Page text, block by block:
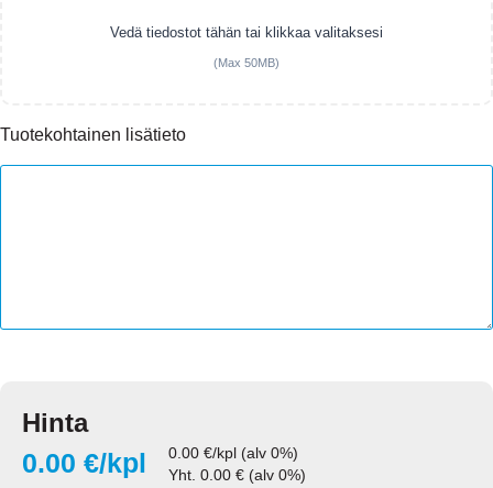
Vedä tiedostot tähän tai klikkaa valitaksesi
(Max 50MB)
Tuotekohtainen lisätieto
Hinta
0.00 €/kpl 0.00 €/kpl (alv 0%)
Yht. 0.00 € (alv 0%)